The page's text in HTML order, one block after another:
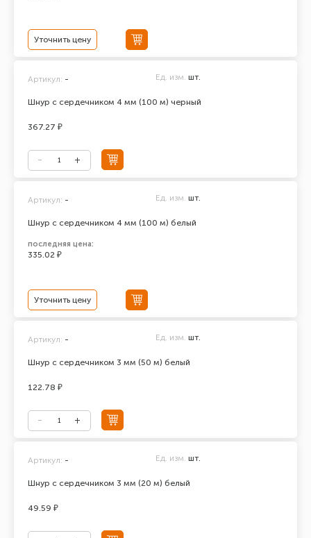
Уточнить цену
Шнур с сердечником 4 мм (100 м) черный
Артикул: - Ед. изм. шт.
367.27 ₽
Шнур с сердечником 4 мм (100 м) белый
Артикул: - Ед. изм. шт.
последняя цена:
335.02 ₽
Уточнить цену
Шнур с сердечником 3 мм (50 м) белый
Артикул: - Ед. изм. шт.
122.78 ₽
Шнур с сердечником 3 мм (20 м) белый
Артикул: - Ед. изм. шт.
49.59 ₽